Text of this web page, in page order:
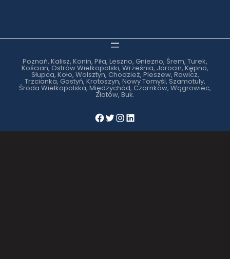
Poznań, Kalisz, Konin, Piła, Leszno, Gniezno, Śrem, Turek,
Kościan, Ostrów Wielkopolski, Września, Jarocin, Kępno,
Słupca, Koło, Wolsztyn, Chodzież, Pleszew, Rawicz,
Trzcianka, Gostyń, Krotoszyn, Nowy Tomyśl, Szamotuły,
Środa Wielkopolska, Międzychód, Czarnków, Wągrowiec,
Złotów, Buk.
Facebook Twitter Instagram LinkedIn